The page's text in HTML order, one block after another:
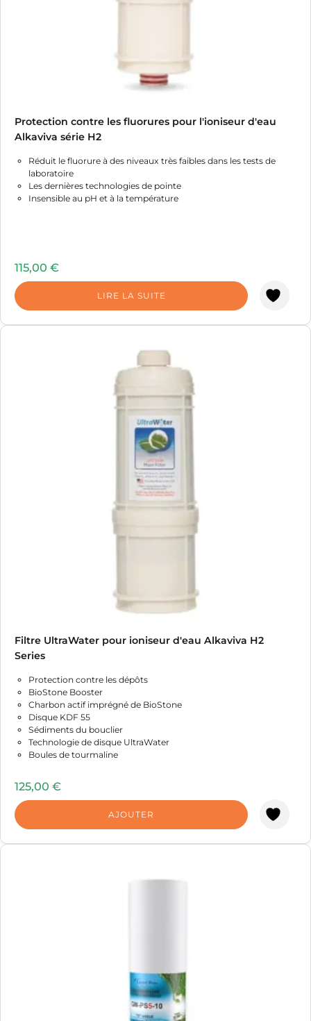
Protection contre les fluorures pour l'ioniseur d'eau
Alkaviva série H2
Réduit le fluorure à des niveaux très faibles dans les tests de
laboratoire
Les dernières technologies de pointe
Insensible au pH et à la température
115,00 €
LIRE LA SUITE
Filtre UltraWater pour ioniseur d'eau Alkaviva H2
Series
Protection contre les dépôts
BioStone Booster
Charbon actif imprégné de BioStone
Disque KDF 55
Sédiments du bouclier
Technologie de disque UltraWater
Boules de tourmaline
125,00 €
AJOUTER